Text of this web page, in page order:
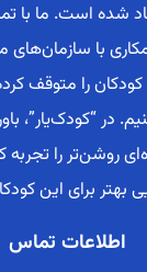
شده است. ما با
با سازمان‌های
کودکان را متوقف
در “کودک‌یار”،
روشن‌تر را تجربه
بهتر برای این
اطلاعات تماس